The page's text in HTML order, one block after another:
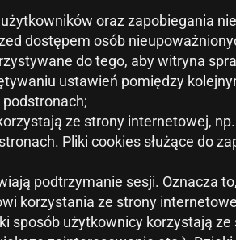
oraz zapobiegania
dostępem osób
do tego, aby witryna
ustawień pomiędzy
ze strony internetowej,
Pliki cookies służące do
podtrzymanie sesji. Oznacza
korzystania ze strony
sposób użytkownicy korzystają